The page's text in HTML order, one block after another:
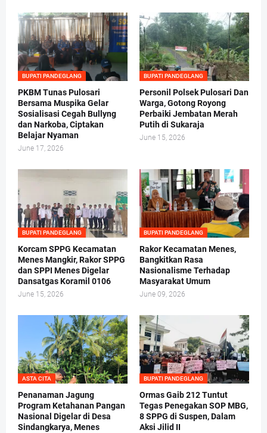
BUPATI PANDEGLANG
PKBM Tunas Pulosari
Bersama Muspika Gelar
Sosialisasi Cegah Bullyng
dan Narkoba, Ciptakan
Belajar Nyaman
June 17, 2026
BUPATI PANDEGLANG
Personil Polsek Pulosari Dan
Warga, Gotong Royong
Perbaiki Jembatan Merah
Putih di Sukaraja
June 15, 2026
BUPATI PANDEGLANG
Korcam SPPG Kecamatan
Menes Mangkir, Rakor SPPG
dan SPPI Menes Digelar
Dansatgas Koramil 0106
June 15, 2026
BUPATI PANDEGLANG
Rakor Kecamatan Menes,
Bangkitkan Rasa
Nasionalisme Terhadap
Masyarakat Umum
June 09, 2026
ASTA CITA
Penanaman Jagung
Program Ketahanan Pangan
Nasional Digelar di Desa
Sindangkarya, Menes
BUPATI PANDEGLANG
Ormas Gaib 212 Tuntut
Tegas Penegakan SOP MBG,
8 SPPG di Suspen, Dalam
Aksi Jilid II